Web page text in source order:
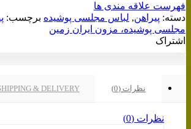
فهرست علاقه مندی ها
دسته: پیراهن, لباس مجلسی پوشیده برچسب:
مجلسی پوشیده، مزون ایران زمین
اشتراک
نظرات (0) & DELIVERY
نظرات (0)